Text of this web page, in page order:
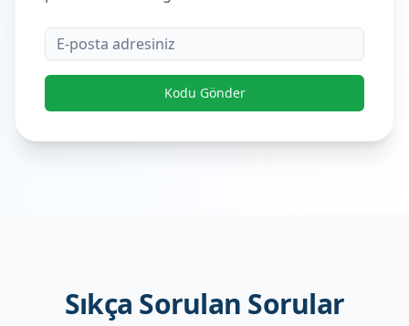
E-posta
Kodu Gönder
Sıkça Sorulan Sorular